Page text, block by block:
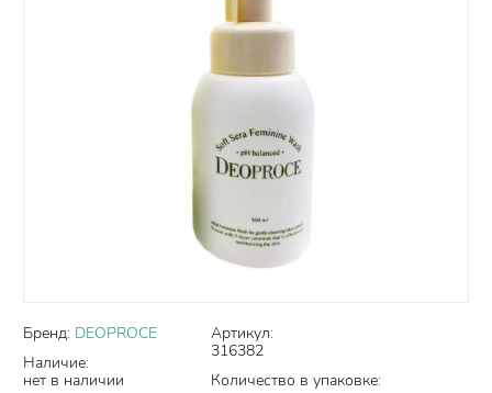
Бренд: DEOPROCE
Наличие:
нет в наличии
Артикул:
316382
Количество в упаковке: